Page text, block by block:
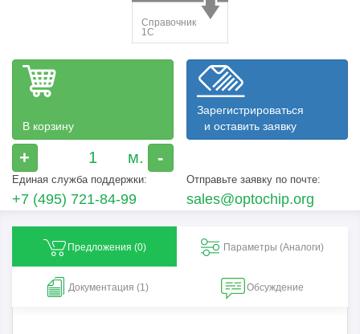
В корзину
+ -
Зарегистрироваться
и оставить заявку
Единая служба поддержки:
+7 (495) 721-84-99
Отправьте заявку по почте:
sales@optochip.org
Предложения (0) Параметры (Aналоги)
Документация (1) Обсуждение